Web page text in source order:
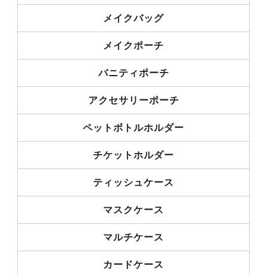
メイクバッグ
メイクポーチ
バニティポーチ
アクセサリーポーチ
ペットボトルホルダー
チケットホルダー
ティッシュケース
マスクケース
マルチケース
カードケース